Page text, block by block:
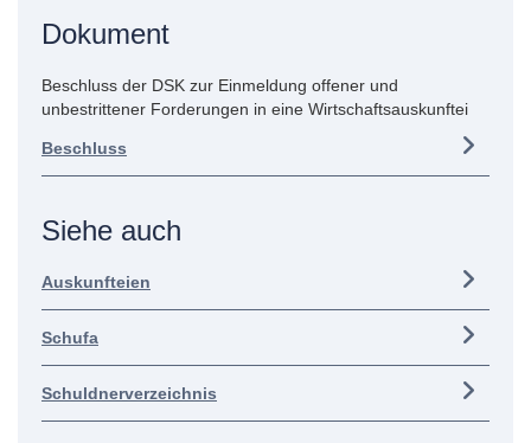
Dokument
Beschluss der DSK zur Einmeldung offener und
unbestrittener Forderungen in eine Wirtschaftsauskunftei
Beschluss
Siehe auch
Auskunfteien
Schufa
Schuldnerverzeichnis